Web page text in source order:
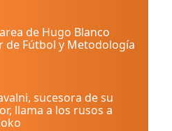
de Hugo Blanco
de Fútbol y Metodología
sucesora de su
llama a los rusos a